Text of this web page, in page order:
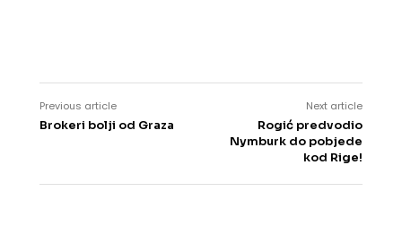
Previous article
Brokeri bolji od Graza
Next article
Rogić predvodio
Nymburk do pobjede
kod Rige!